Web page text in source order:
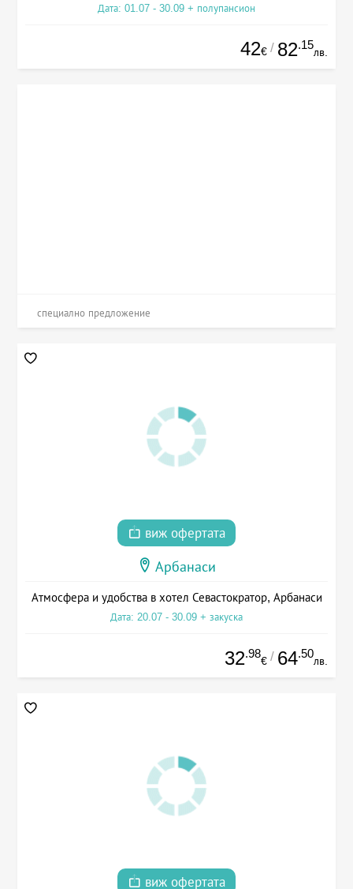
Дата: 01.07 - 30.09 + полупансион
42€ / 82.15
лв.
специално предложение
виж офертата
Арбанаси
Атмосфера и удобства в хотел Севастократор, Арбанаси
Дата: 20.07 - 30.09 + закуска
32.98
€ / 64.50
лв.
виж офертата